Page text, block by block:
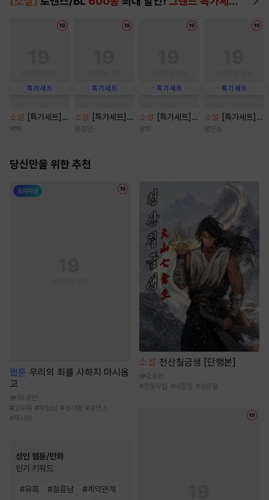
소설
[특가세트]
관계의 밀도 [단행
박하
소설
[특가세트]
캠퍼스 파트너 [단
문정민
소설
[특가세트]
쿼터백의 터치다운
문희
소설
[특가세트]
광애록 [단행본]
정은초
당신만을 위한 추천
웹툰 우리의 죄를 사하지 마시옵
고
19.8만
#고수위 #무심남 #첫사랑 #로맨스
#짝사랑
성인 웹툰/만화
인기 키워드
#유혹 #절륜남 #계약관계
소설 천산칠금생 [단행본]
2.6만
#전통무협 #비장함 #성장물